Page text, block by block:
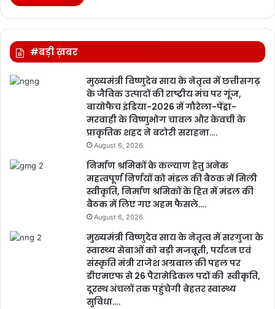
#बड़ी ख़बर
मुख्यमंत्री विष्णुदेव साय के नेतृत्व में छत्तीसगढ़
के जैविक उत्पादों की राष्ट्रीय मंच पर गूंज,
बायोफैच इंडिया-2026 में गौरेला-पेंड्रा-
मरवाही के विष्णुभोग चावल और केवची के
प्राकृतिक शहद ने बटोरी सराहना….
August 6, 2026
निर्माण श्रमिकों के कल्याण हेतु अनेक
महत्वपूर्ण निर्णयों को मंडल की बैठक में मिली
स्वीकृति, निर्माण श्रमिकों के हित में मंडल की
बैठक में लिए गए अहम फैसले….
August 6, 2026
मुख्यमंत्री विष्णुदेव साय के नेतृत्व में सरगुजा के
स्वास्थ्य सेवाओं को बड़ी मजबूती, पर्यटन एवं
संस्कृति मंत्री राजेश अग्रवाल की पहल पर
डीएमएफ से 26 पैरामेडिकल पदों की स्वीकृति,
दूरस्थ अंचलों तक पहुंचेगी बेहतर स्वास्थ्य
सुविधा….